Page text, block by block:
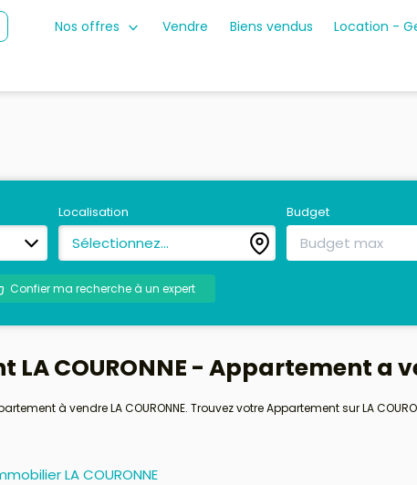
Nos offres Vendre Biens vendus Location -
Localisation
Sélectionnez...
Budget
Confier ma recherche à un expert
COURONNE - Appartement a
à vendre LA COURONNE. Trouvez votre Appartement sur LA
LA COURONNE